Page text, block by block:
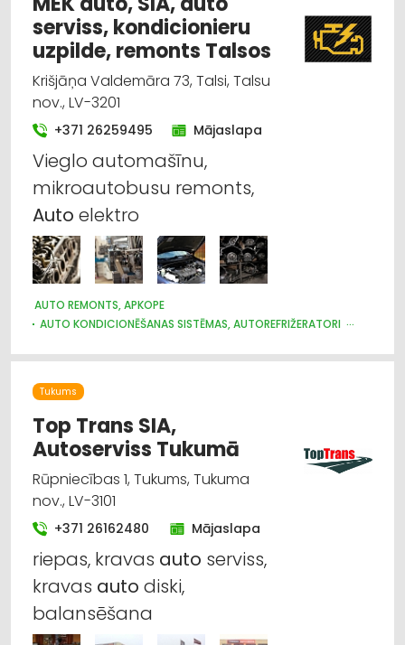
serviss, kondicionieru
uzpilde, remonts Talsos
Krišjāņa Valdemāra 73, Talsi, Talsu
nov., LV-3201
+371 26259495 Mājaslapa
Vieglo automašīnu,
mikroautobusu remonts,
Auto elektro
AUTO REMONTS, APKOPE
AUTO KONDICIONĒŠANAS SISTĒMAS, AUTOREFRIŽERATORI
AUTO PRETAIZDZĪŠANAS SISTĒMAS, SIGNALIZĀCIJA
AUTO REZERVES DAĻU TIRDZNIECĪBA
MOTORU EĻĻAS, SMĒRVIELAS
Tukums
Top Trans SIA,
Autoserviss Tukumā
Rūpniecības 1, Tukums, Tukuma
nov., LV-3101
+371 26162480 Mājaslapa
riepas, kravas auto serviss,
kravas auto diski,
balansēšana